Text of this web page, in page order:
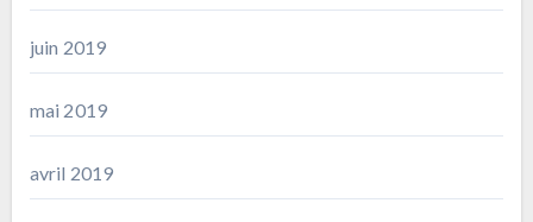
juin 2019
mai 2019
avril 2019